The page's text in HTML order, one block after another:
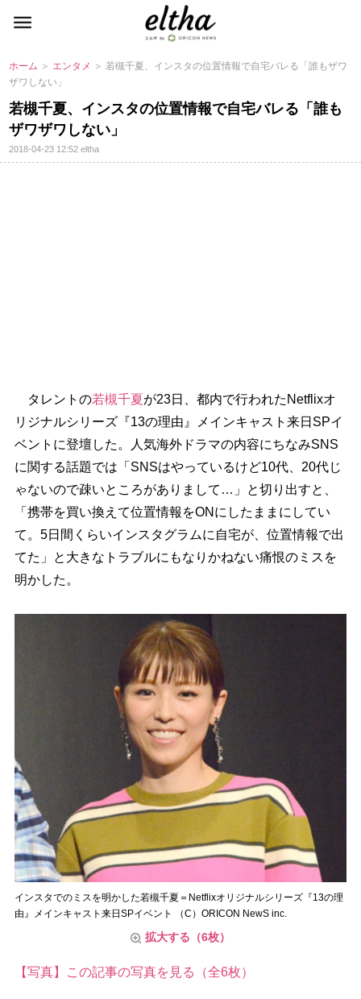
ホーム ＞ エンタメ ＞ 若槻千夏、インスタの位置情報で自宅バレる「誰もザワ
ザワしない」
若槻千夏、インスタの位置情報で自宅バレる「誰も
ザワザワしない」
2018-04-23 12:52eltha
タレントの若槻千夏が23日、都内で行われたNetflixオ
リジナルシリーズ『13の理由』メインキャスト来日SPイ
ベントに登壇した。人気海外ドラマの内容にちなみSNS
に関する話題では「SNSはやっているけど10代、20代じ
ゃないので疎いところがありまして…」と切り出すと、
「携帯を買い換えて位置情報をONにしたままにしてい
て。5日間くらいインスタグラムに自宅が、位置情報で出
てた」と大きなトラブルにもなりかねない痛恨のミスを
明かした。
インスタでのミスを明かした若槻千夏＝Netflixオリジナルシリーズ『13の理
由』メインキャスト来日SPイベント （C）ORICON NewS inc.
拡大する（6枚）
【写真】この記事の写真を見る（全6枚）